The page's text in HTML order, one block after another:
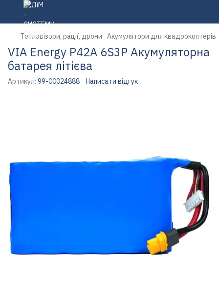
Тепловізори, рації, дрони Акумулятори для квадрокоптерів
VIA Energy P42A 6S3P Акумуляторна
батарея літієва
Артикул: 99-00024888 Написати відгук